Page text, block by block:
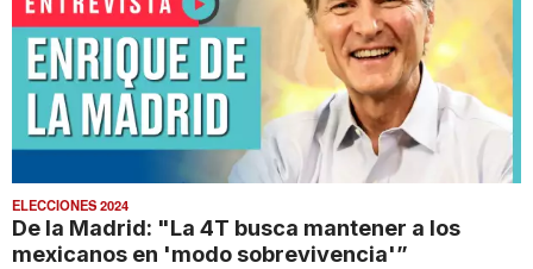
ELECCIONES 2024
De la Madrid: "La 4T busca mantener a los
mexicanos en 'modo sobrevivencia'”